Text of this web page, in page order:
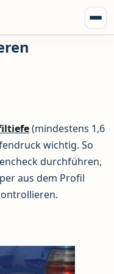
(mindestens 1,6
wichtig. So
durchführen,
aus dem Profil